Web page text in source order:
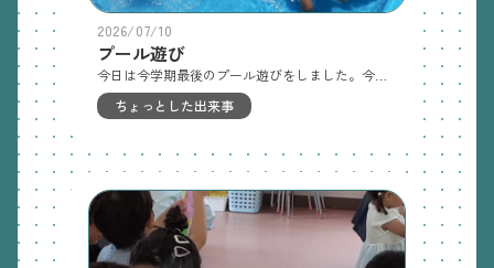
2026/07/10
プール遊び
ちょっとした出来事